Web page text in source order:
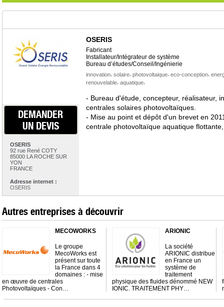
DEMANDER
UN DEVIS
OSERIS
92 rue René COTY
85000 LA ROCHE SUR
YON
FRANCE
Adresse internet :
OSERIS
OSERIS
Fabricant
Installateur/Intégrateur de système
Bureau d’études/Conseil/Ingénierie
innovation, solaire, photovoltaique, eco-conception,
renouvelable, aquatique,
- Bureau d'étude, concepteur, réalisateur,
centrales solaires photovoltaïques.
- Mise au point et dépôt d'un brevet en
centrale photovoltaïque aquatique
Autres entreprises à découvrir
MECOWORKS
Le groupe
MecoWorks est
présent sur toute
la France dans 4
domaines : - mise
en œuvre de centrales
Photovoltaïques - Con…
ARIONIC
La société
ARIONIC distribue
en France un
système de
traitement
physique des fluides dénommé NEW
IONIC. TRAITEMENT PHY…